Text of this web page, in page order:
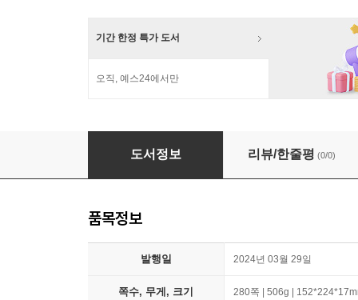
기간 한정 특가 도서
오직, 예스24에서만
민주화 세대
도서정보 리뷰/한줄평 (0/0)
품목정보
발행일 2024년 03월 29일
쪽수, 무게, 크기 280쪽 | 506g |